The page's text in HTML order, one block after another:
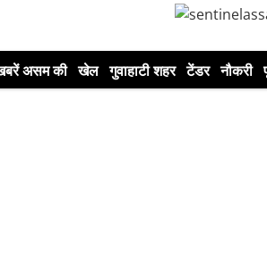
असम की खेल गुवाहाटी शहर टेंडर नौकरी